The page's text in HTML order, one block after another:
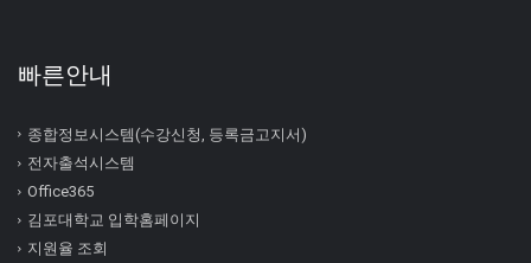
빠른안내
종합정보시스템(수강신청, 등록금고지서)
전자출석시스템
Office365
김포대학교 입학홈페이지
지원율 조회